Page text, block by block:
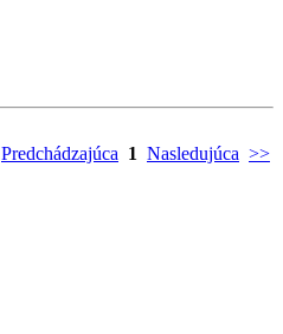
Predchádzajúca 1 Nasledujúca >>